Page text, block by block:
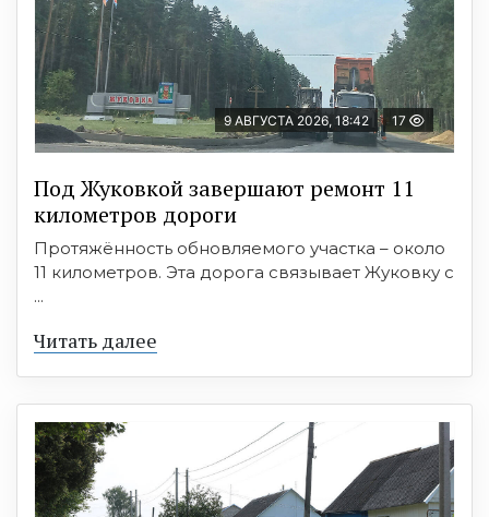
9 АВГУСТА 2026, 18:42 17
Под Жуковкой завершают ремонт 11
километров дороги
Протяжённость обновляемого участка – около
11 километров. Эта дорога связывает Жуковку с
...
Читать далее